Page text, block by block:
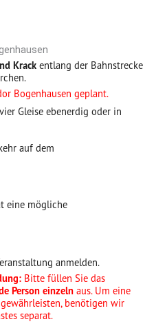
Krack entlang der Bahnstrecke
Bogenhausen geplant.
Gleise ebenerdig oder in
auf dem
eine mögliche
anmelden.
Bitte füllen Sie das
Person einzeln aus. Um eine
benötigen wir
separat.